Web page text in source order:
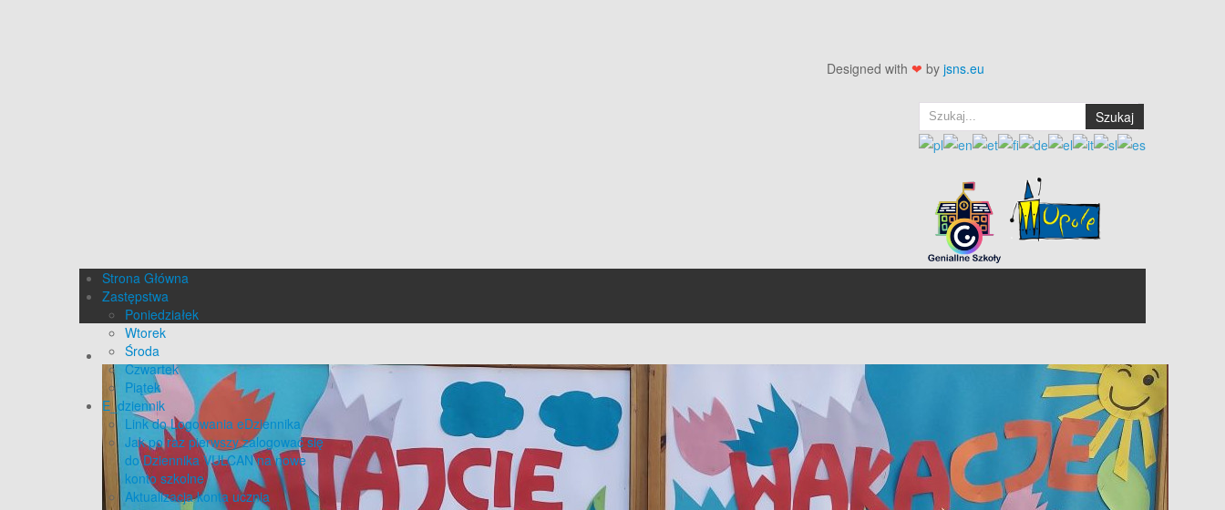
Designed with ❤ by jsns.eu
Szukaj
Strona Główna
Zastępstwa
Poniedziałek
Wtorek
Środa
Czwartek
Piątek
E_dziennik
Link do Logowania eDziennika
Jak po raz pierwszy zalogować się
do Dziennika VULCAN na nowe
konto szkolne
Aktualizacja konta ucznia